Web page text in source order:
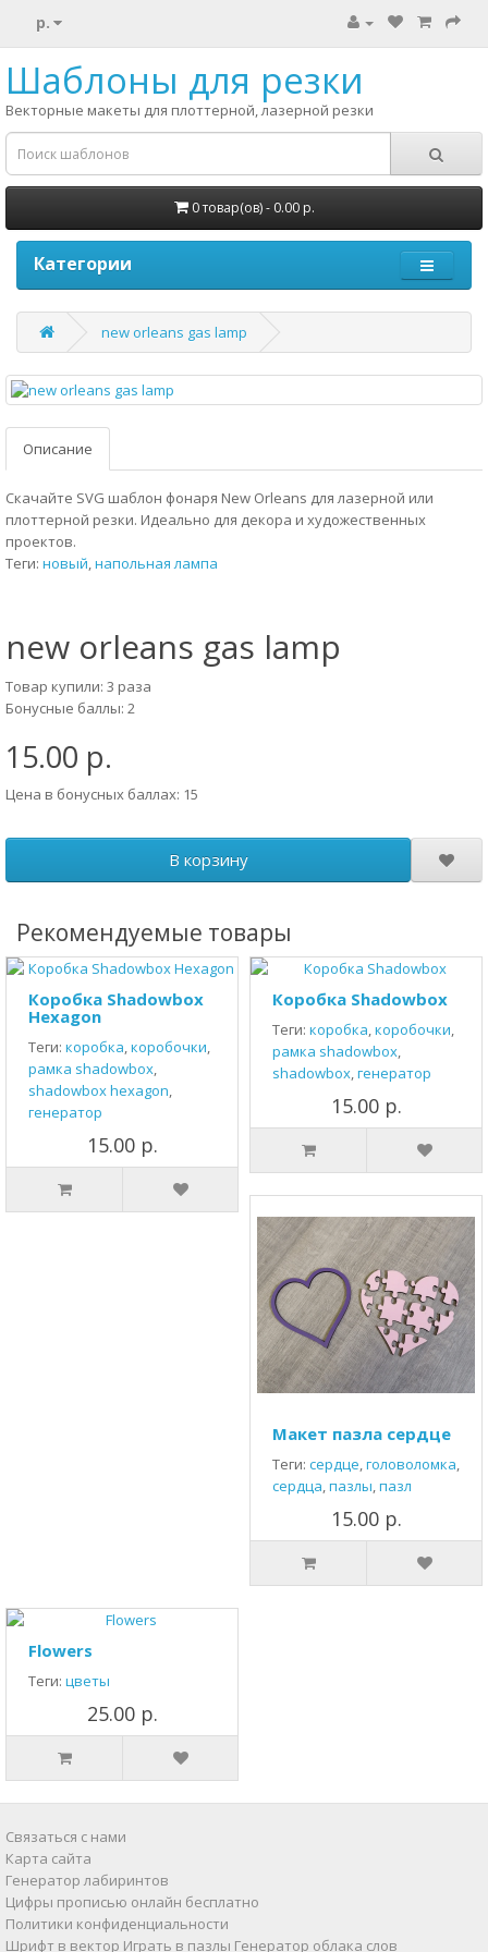
р.
Шаблоны для резки
Векторные макеты для плоттерной, лазерной резки
0 товар(ов) - 0.00 р.
Категории
new orleans gas lamp
Описание
Скачайте SVG шаблон фонаря New Orleans для лазерной или
плоттерной резки. Идеально для декора и художественных
проектов.
Теги: новый,напольная лампа
new orleans gas lamp
Товар купили: 3 раза
Бонусные баллы: 2
15.00 р.
Цена в бонусных баллах: 15
В корзину
Рекомендуемые товары
Коробка Shadowbox
Hexagon
Теги: коробка,коробочки,
рамка shadowbox,
shadowbox hexagon,
генератор
15.00 р.
Коробка Shadowbox
Теги: коробка,коробочки,
рамка shadowbox,
shadowbox,генератор
15.00 р.
Макет пазла сердце
Теги: сердце,головоломка,
сердца,пазлы,пазл
15.00 р.
Flowers
Теги: цветы
25.00 р.
Связаться с нами
Карта сайта
Генератор лабиринтов
Цифры прописью онлайн бесплатно
Политики конфиденциальности
Шрифт в вектор Играть в пазлы Генератор облака слов